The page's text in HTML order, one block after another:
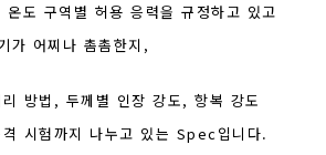
도 구역별 허용 응력을 규정하고 있고
가 어찌나 촘촘한지,
방법, 두께별 인장 강도, 항복 강도
시험까지 나누고 있는 Spec입니다.